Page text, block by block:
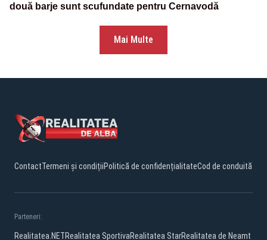
două barje sunt scufundate pentru Cernavodă
Mai Multe
ContactTermeni și condițiiPolitică de confidențialitateCod de conduită
Parteneri:
Realitatea.NETRealitatea SportivaRealitatea StarRealitatea de Neamt